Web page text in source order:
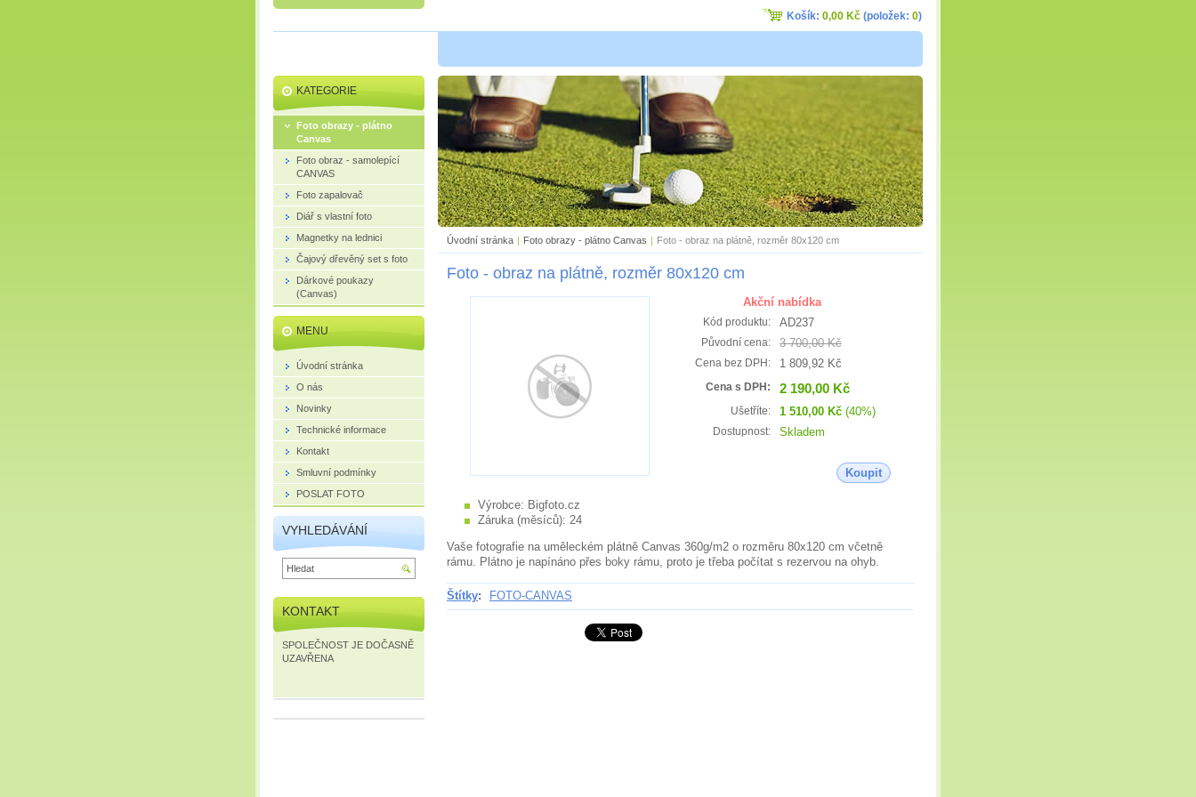
Úvodní stránka | Foto obrazy - plátno Canvas | Foto - obraz na plátně, rozměr 80x120 cm
Foto - obraz na plátně, rozměr 80x120 cm
Výrobce: Bigfoto.cz
Záruka (měsíců): 24
Akční nabídka
Kód produktu: AD237
Původní cena: 3 700,00 Kč
Cena bez DPH: 1 809,92 Kč
Cena s DPH: 2 190,00 Kč
Ušetříte: 1 510,00 Kč (40%)
Dostupnost: Skladem
Koupit
Vaše fotografie na uměleckém plátně Canvas 360g/m2 o rozměru 80x120 cm včetně
rámu. Plátno je napínáno přes boky rámu, proto je třeba počítat s rezervou na ohyb.
Štítky: FOTO-CANVAS
KATEGORIE
Foto obrazy - plátno
Canvas
Foto obraz - samolepící
CANVAS
Foto zapalovač
Diář s vlastní foto
Magnetky na lednici
Čajový dřevěný set s foto
Dárkové poukazy
(Canvas)
MENU
Úvodní stránka
O nás
Novinky
Technické informace
Kontakt
Smluvní podmínky
POSLAT FOTO
VYHLEDÁVÁNÍ
KONTAKT
SPOLEČNOST JE DOČASNĚ
UZAVŘENA
Košík: 0,00 Kč (položek: 0)